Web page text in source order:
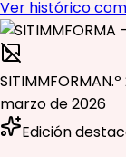
Ver histórico
SITIMMFORMA
marzo de 2026
Edición